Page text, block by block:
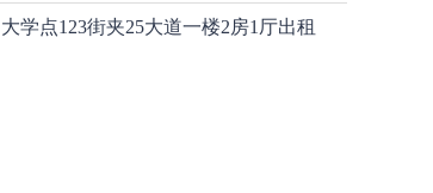
大学点123街夹25大道一楼2房1厅出租